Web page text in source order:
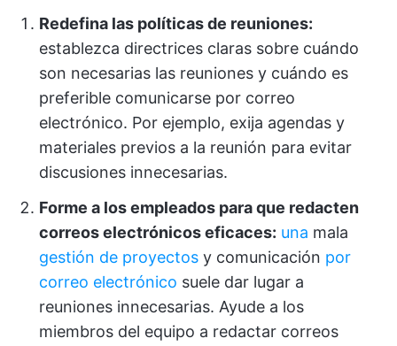
Redefina las políticas de reuniones:
establezca directrices claras sobre cuándo
son necesarias las reuniones y cuándo es
preferible comunicarse por correo
electrónico. Por ejemplo, exija agendas y
materiales previos a la reunión para evitar
discusiones innecesarias.
Forme a los empleados para que redacten
correos electrónicos eficaces: una mala
gestión de proyectos y comunicación por
correo electrónico suele dar lugar a
reuniones innecesarias. Ayude a los
miembros del equipo a redactar correos